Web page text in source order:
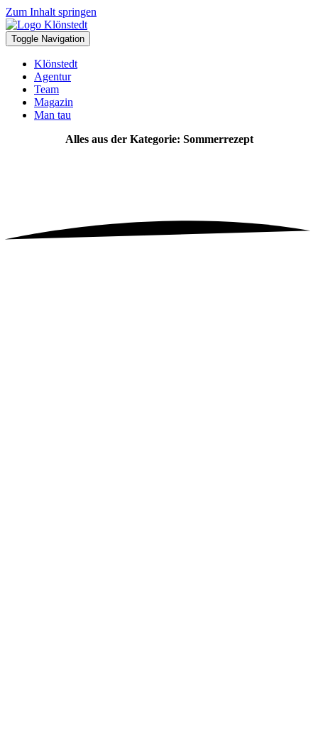
Zum Inhalt springen
Toggle Navigation
Klönstedt
Agentur
Team
Magazin
Man tau
Alles aus der Kategorie: Sommerrezept